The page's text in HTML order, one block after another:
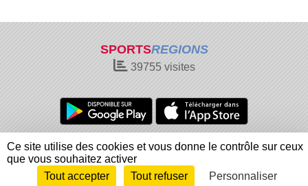
SPORTSREGIONS
39755visites
Charte cookies
Gestion des cookies
Informations légales
Signaler un contenu inapproprié
Envie de participer ?
Connexion
Ce site utilise des cookies et vous donne le contrôle sur ceux
que vous souhaitez activer
Tout accepter
Tout refuser Personnaliser